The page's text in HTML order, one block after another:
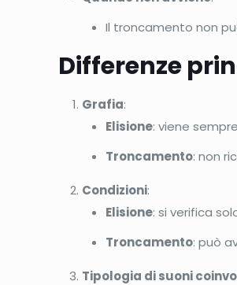
Il troncamento non
Differenze
Grafia:
Elisione: viene
Troncamento: non
Condizioni:
Elisione: si verifica
Troncamento: può
Tipologia di suoni